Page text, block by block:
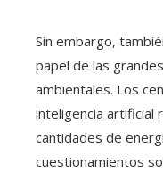
Sin embargo,
papel de las
ambientales. Los
inteligencia artificial
cantidades de
cuestionamientos